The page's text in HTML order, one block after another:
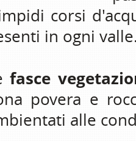
corsi
in ogni
fasce
povera e
alle